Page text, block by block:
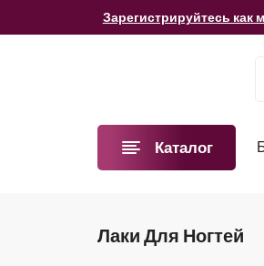
Зарегистрируйтесь как
Мы подготовили для вас
Каталог
Лаки Для Ногтей